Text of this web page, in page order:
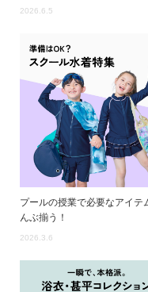
2026.6.5
プールの授業で必要なアイテ
んぶ揃う！
2026.3.6